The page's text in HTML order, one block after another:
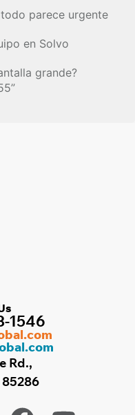
parece urgente
en Solvo
grande?
1546
Rd.,